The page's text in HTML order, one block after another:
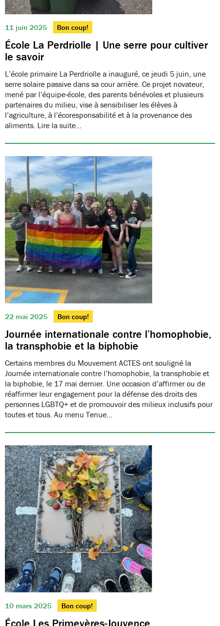
11 juin 2025 Bon coup!
École La Perdriolle | Une serre pour cultiver
le savoir
L’école primaire La Perdriolle a inauguré, ce jeudi 5 juin, une
serre solaire passive dans sa cour arrière. Ce projet novateur,
mené par l’équipe-école, des parents bénévoles et plusieurs
partenaires du milieu, vise à sensibiliser les élèves à
l’agriculture, à l’écoresponsabilité et à la provenance des
aliments. Lire la suite…
22 mai 2025 Bon coup!
Journée internationale contre l’homophobie,
la transphobie et la biphobie
Certains membres du Mouvement ACTES ont souligné la
Journée internationale contre l’homophobie, la transphobie et
la biphobie, le 17 mai dernier. Une occasion d’affirmer ou de
réaffirmer leur engagement pour la défense des droits des
personnes LGBTQ+ et de promouvoir des milieux inclusifs pour
toutes et tous. Au menu Tenue…
10 mars 2025 Bon coup!
École Les Primevères-Jouvence